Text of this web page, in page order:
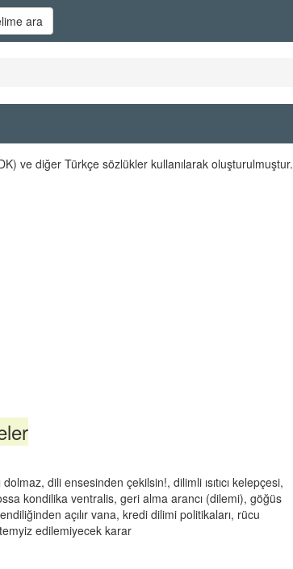
ara
ve diğer Türkçe sözlükler kullanılarak oluşturulmuştur.
dili ensesinden çekilsin!, dilimli ısıtıcı kelepçesi,
kondilika ventralis, geri alma arancı (dilemi), göğüs
açılır vana, kredi dilimi politikaları, rücu
edilemiyecek karar